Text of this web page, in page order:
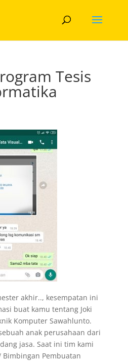
Tesis
akhir.., kesempatan ini
buat kamu tentang Joki
Komputer Sawahlunto.
anak perusahaan dari
jasa. Saat ini tim kami
Pembuatan